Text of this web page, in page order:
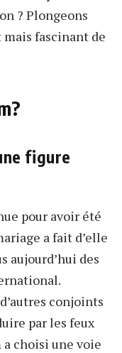
? Plongeons
mais fascinant de
figure
pour avoir été
a fait d’elle
aujourd’hui des
conjoints
par les feux
a choisi une voie